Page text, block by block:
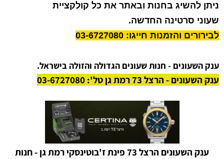
ניתן להשיג בחנות ובאתר את כל קולקציית
שעוני סרטינה החדשה.
לבירורים והזמנות חייגו: 03-6727080
ענק השעונים - חנות שעונים הגדולה והזולה בישראל.
ענק השעונים - הרצל 73 רמת גן טל': 03-6727080
ענק השעונים הרצל 73 פינת ז'בוטינסקי רמת גן - חנות